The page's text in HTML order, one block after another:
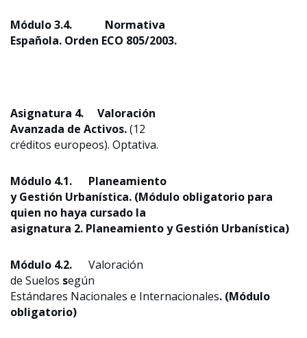
Módulo 3.4. Normativa
Española. Orden ECO 805/2003.
Asignatura 4. Valoración
Avanzada de Activos.(12
créditos europeos). Optativa.
Módulo 4.1. Planeamiento
y Gestión Urbanística. (Módulo obligatorio para
quien no haya cursado la
asignatura 2. Planeamiento y Gestión Urbanística)
Módulo 4.2. Valoración
de Suelos según
Estándares Nacionales e Internacionales. (Módulo
obligatorio)